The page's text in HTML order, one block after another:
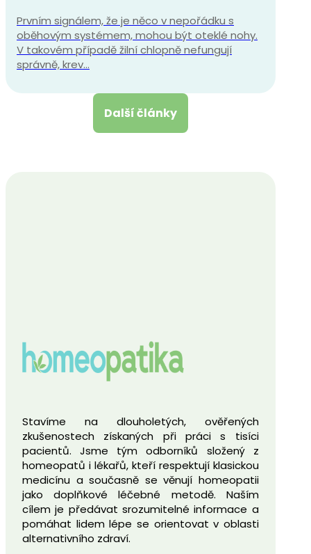
Prvním signálem, že je něco v nepořádku s
oběhovým systémem, mohou být oteklé nohy.
V takovém případě žilní chlopně nefungují
správně, krev…
Další články
Stavíme na dlouholetých, ověřených
zkušenostech získaných při práci s tisíci
pacientů. Jsme tým odborníků složený z
homeopatů i lékařů, kteří respektují klasickou
medicínu a současně se věnují homeopatii
jako doplňkové léčebné metodě. Naším
cílem je předávat srozumitelné informace a
pomáhat lidem lépe se orientovat v oblasti
alternativního zdraví.